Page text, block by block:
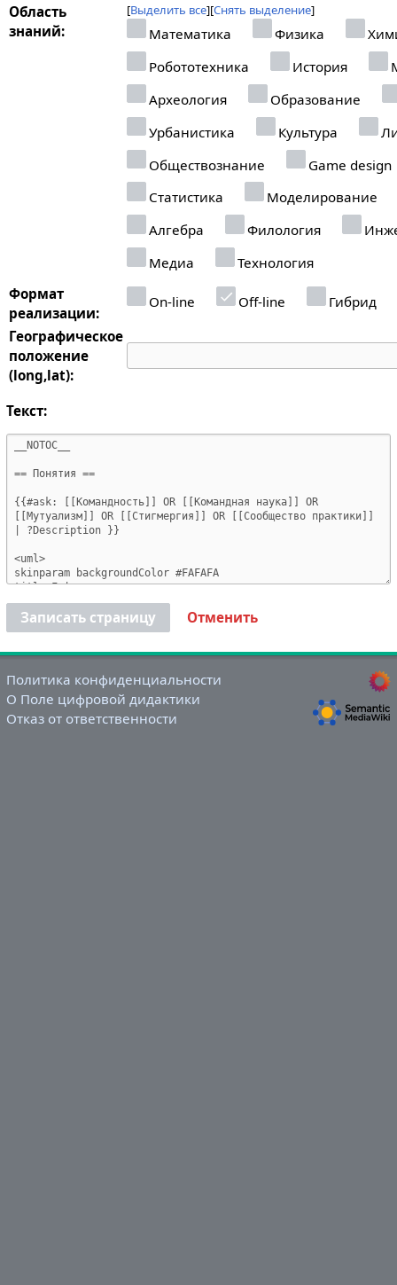
Область
знаний:
Выделить все Снять выделение
Математика Физика
Робототехника
История
Археология
Образование
Урбанистика
Культура
Обществознание
Game design
Статистика
Моделирование
Алгебра
Филология
Медиа
Технология
Формат
реализации:
On-line Off-line
Гибрид
Географическое
положение
(long,lat):
Текст:
Записать страницу Отменить
Политика конфиденциальности
О Поле цифровой дидактики
Отказ от ответственности